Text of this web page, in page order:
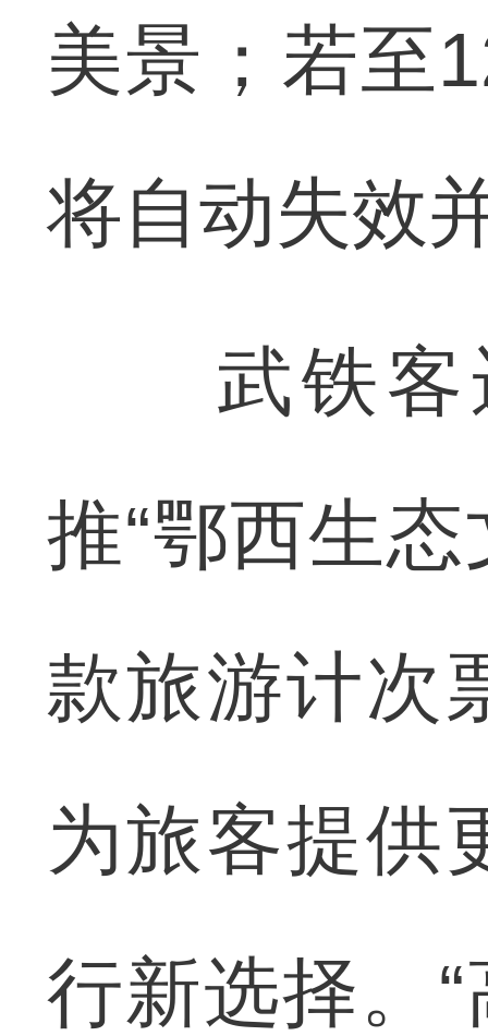
美景；若至
将自动失效
武铁客运
推“鄂西生态
款旅游计次
为旅客提供
行新选择。